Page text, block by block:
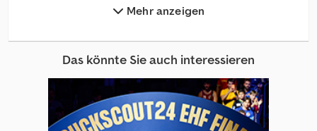
Bt Rrb Gabelstapler
Bt Rt Gabelstapler
Mehr anzeigen
Das könnte Sie auch interessieren